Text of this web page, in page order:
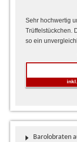
Sehr hochwertig
Trüffelstückchen.
so ein
Barolobraten